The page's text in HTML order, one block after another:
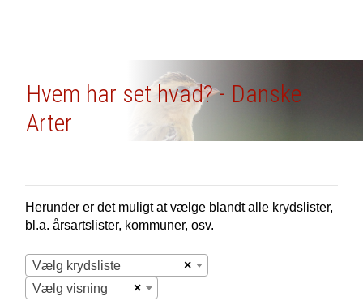
Hvem har set hvad? - Danske
Arter
Herunder er det muligt at vælge blandt alle krydslister,
bl.a. årsartslister, kommuner, osv.
×
Vælg krydsliste
×
Vælg visning